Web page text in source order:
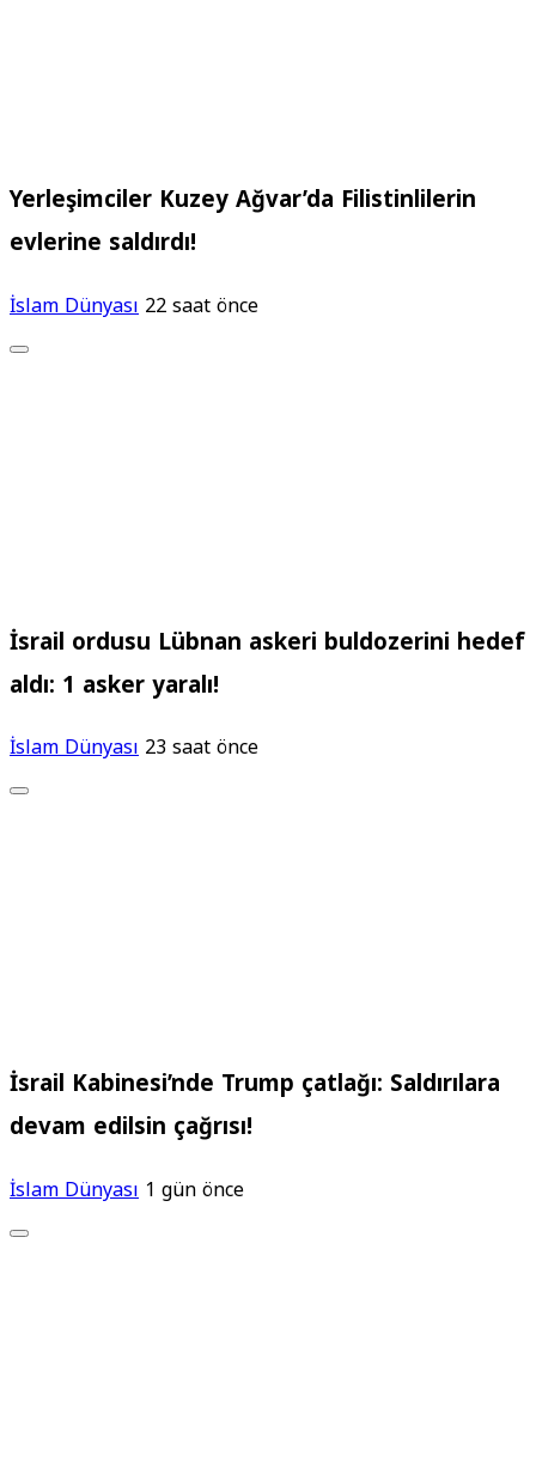
Yerleşimciler Kuzey Ağvar’da Filistinlilerin
evlerine saldırdı!
İslam Dünyası22 saat önce
İsrail ordusu Lübnan askeri buldozerini hedef
aldı: 1 asker yaralı!
İslam Dünyası23 saat önce
İsrail Kabinesi’nde Trump çatlağı: Saldırılara
devam edilsin çağrısı!
İslam Dünyası 1 gün önce